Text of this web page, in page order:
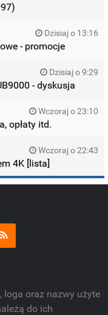
Dzisiaj o 13:16
- promocje
Dzisiaj o 9:29
- dyskusja
Wczoraj o 23:10
opłaty itd.
Wczoraj o 22:43
4K [lista]
loga oraz nazwy użyte
do ich